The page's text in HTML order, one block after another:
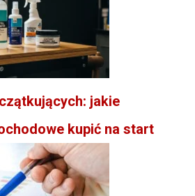
jakie
kupić na start